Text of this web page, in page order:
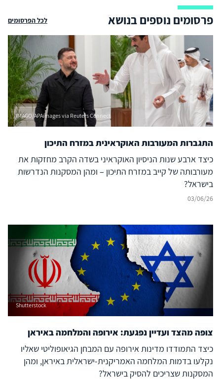
פרסומים נוספים בנושא לכל הפרסומים
IMAGO/APAimages via Reuters Connect
התגברות המעורבות האוקראינית במזרח התיכון
כיצד ארבע שנות הניסיון האוקראיני בשדה הקרב מחזקות את
מעורבותה של קייב במזרח התיכון – ומהן המסקנות הנדרשות
בישראל?
03/06/26
Shutterstock
צופה מהצד ועדיין נפגעת: אירופה והמלחמה באיראן
כיצד התמודדו מדינות אירופה עם המבחן הגיאופוליטי שאליו
נקלעו בדמות המלחמה האמריקנית-ישראלית באיראן, ומהן
המסקנות שצריכים להסיק בישראל?